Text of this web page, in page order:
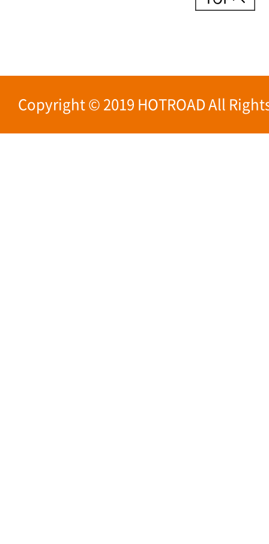
Copyright © 2019 HOTROAD All